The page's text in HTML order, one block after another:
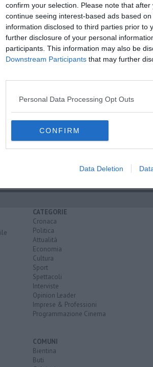
confirm your selection. Please note that
continue seeing interest-based ads based
information disclosed to third parties prior to
further disclosure of your personal
participants. This information may also be
Downstream Participants that may further
Personal Data Processing Opt Outs
CONFIRM
Data Deletion
della Toscana iscriviti allaNewsletter
direttamente nella tua casella di posta.
luce saranno rimborsate
non funzionano"
di 11 anni a piedi
sms call center residenza sanitaria assistenziale
CATEGORIE
Cronaca
Politica
Attualità
Economia
Cultura
Sport
Spettacoli
Interviste
Opinion Leader
Imprese & Professioni
Programmazione Cinema
COMUNI
Bientina
Buti